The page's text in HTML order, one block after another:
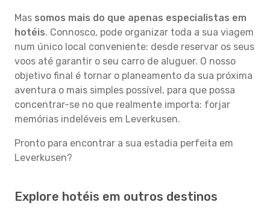
Mas somos mais do que apenas especialistas em
hotéis. Connosco, pode organizar toda a sua viagem
num único local conveniente: desde reservar os seus
voos até garantir o seu carro de aluguer. O nosso
objetivo final é tornar o planeamento da sua próxima
aventura o mais simples possível, para que possa
concentrar-se no que realmente importa: forjar
memórias indeléveis em Leverkusen.
Pronto para encontrar a sua estadia perfeita em
Leverkusen?
Explore hotéis em outros destinos